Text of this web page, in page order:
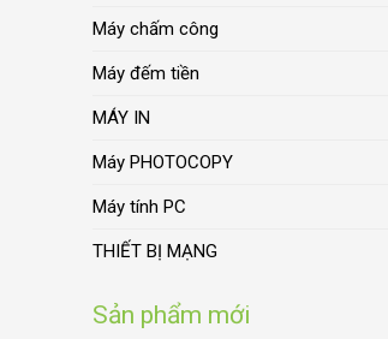
Máy chấm công
Máy đếm tiền
MÁY IN
Máy PHOTOCOPY
Máy tính PC
THIẾT BỊ MẠNG
Sản phẩm mới